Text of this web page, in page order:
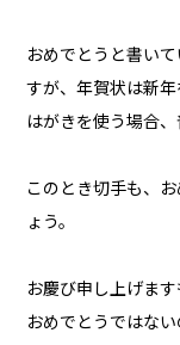
おめでとうと書い
すが、年賀状は新年
はがきを使う場合
このとき切手も、
ょう。
お慶び申し上げます
おめでとうではな